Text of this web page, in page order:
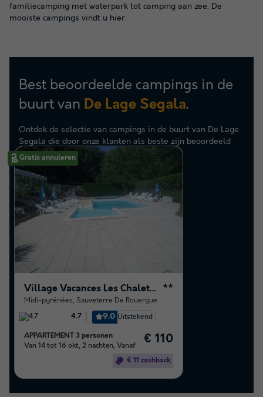
familiecamping met waterpark tot camping aan zee. De
mooiste campings vindt u hier.
Best beoordeelde campings in de
buurt van De Lage Segala.
Ontdek de selectie van campings in de buurt van De Lage
Segala die door onze klanten als beste zijn beoordeeld
Gratis annuleren
Village Vacances Les Chalets de la Gazonne ★★
Midi-pyrénées, Sauveterre De Rouergue
4.7 9.0 Uitstekend
APPARTEMENT 3 personen
Van 14 tot 16 okt, 2 nachten, Vanaf
€ 110
€ 11 cashback